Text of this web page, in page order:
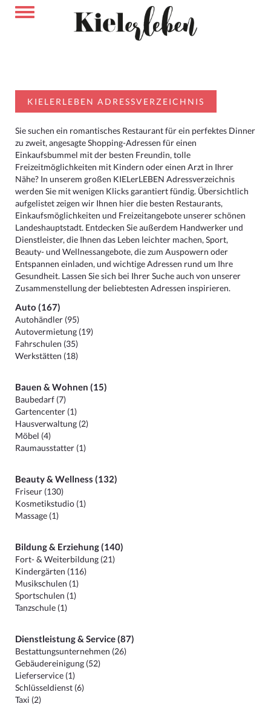
KIELERLEBEN ADRESSVERZEICHNIS
Sie suchen ein romantisches Restaurant für ein perfektes Dinner
zu zweit, angesagte Shopping-Adressen für einen
Einkaufsbummel mit der besten Freundin, tolle
Freizeitmöglichkeiten mit Kindern oder einen Arzt in Ihrer
Nähe? In unserem großen KIELerLEBEN Adressverzeichnis
werden Sie mit wenigen Klicks garantiert fündig. Übersichtlich
aufgelistet zeigen wir Ihnen hier die besten Restaurants,
Einkaufsmöglichkeiten und Freizeitangebote unserer schönen
Landeshauptstadt. Entdecken Sie außerdem Handwerker und
Dienstleister, die Ihnen das Leben leichter machen, Sport,
Beauty- und Wellnessangebote, die zum Auspowern oder
Entspannen einladen, und wichtige Adressen rund um Ihre
Gesundheit. Lassen Sie sich bei Ihrer Suche auch von unserer
Zusammenstellung der beliebtesten Adressen inspirieren.
Auto (167)
Autohändler (95)
Autovermietung (19)
Fahrschulen (35)
Werkstätten (18)
Bauen & Wohnen (15)
Baubedarf (7)
Gartencenter (1)
Hausverwaltung (2)
Möbel (4)
Raumausstatter (1)
Beauty & Wellness (132)
Friseur (130)
Kosmetikstudio (1)
Massage (1)
Bildung & Erziehung (140)
Fort- & Weiterbildung (21)
Kindergärten (116)
Musikschulen (1)
Sportschulen (1)
Tanzschule (1)
Dienstleistung & Service (87)
Bestattungsunternehmen (26)
Gebäudereinigung (52)
Lieferservice (1)
Schlüsseldienst (6)
Taxi (2)